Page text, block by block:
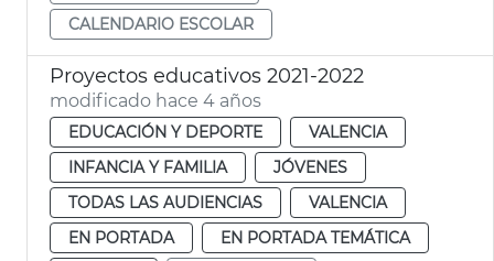
CALENDARIO ESCOLAR
Proyectos educativos 2021-2022
modificado hace 4 años
EDUCACIÓN Y DEPORTE
VALENCIA
INFANCIA Y FAMILIA
JÓVENES
TODAS LAS AUDIENCIAS
VALENCIA
EN PORTADA
EN PORTADA TEMÁTICA